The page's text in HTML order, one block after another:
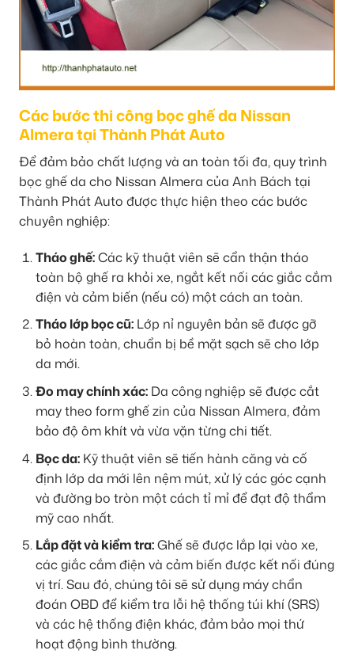
Các bước thi công bọc ghế da Nissan
Almera tại Thành Phát Auto
Để đảm bảo chất lượng và an toàn tối đa, quy trình
bọc ghế da cho Nissan Almera của Anh Bách tại
Thành Phát Auto được thực hiện theo các bước
chuyên nghiệp:
Tháo ghế:Các kỹ thuật viên sẽ cẩn thận tháo
toàn bộ ghế ra khỏi xe, ngắt kết nối các giắc cắm
điện và cảm biến (nếu có) một cách an toàn.
Tháo lớp bọc cũ:Lớp nỉ nguyên bản sẽ được gỡ
bỏ hoàn toàn, chuẩn bị bề mặt sạch sẽ cho lớp
da mới.
Đo may chính xác:Da công nghiệp sẽ được cắt
may theo form ghế zin của Nissan Almera, đảm
bảo độ ôm khít và vừa vặn từng chi tiết.
Bọc da:Kỹ thuật viên sẽ tiến hành căng và cố
định lớp da mới lên nệm mút, xử lý các góc cạnh
và đường bo tròn một cách tỉ mỉ để đạt độ thẩm
mỹ cao nhất.
Lắp đặt và kiểm tra:Ghế sẽ được lắp lại vào xe,
các giắc cắm điện và cảm biến được kết nối đúng
vị trí. Sau đó, chúng tôi sẽ sử dụng máy chẩn
đoán OBD để kiểm tra lỗi hệ thống túi khí (SRS)
và các hệ thống điện khác, đảm bảo mọi thứ
hoạt động bình thường.